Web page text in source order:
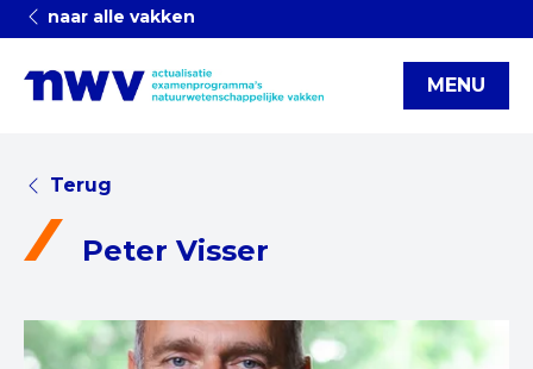
naar alle vakken
MENU
Terug
Peter Visser